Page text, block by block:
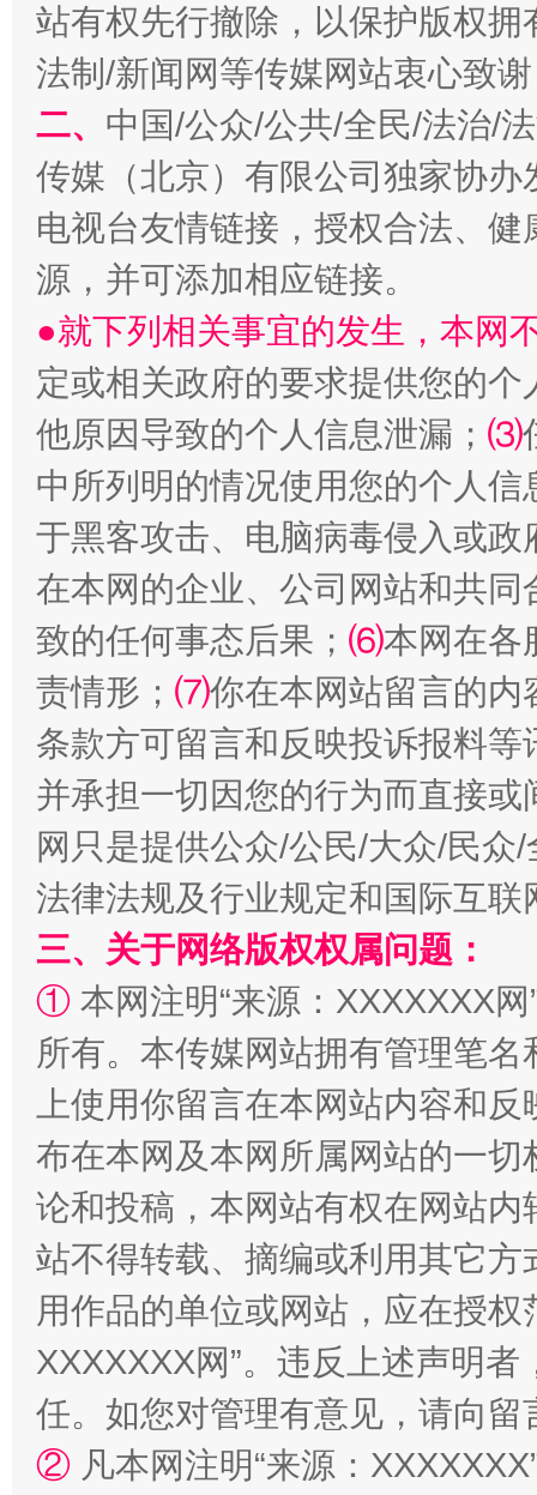
全民健身五年计划来了！等你上场
阿坝州三大球赛在茂县开幕 规模
国家大学科技园优化重塑工作
扯下公款旅游的“隐身衣” 如何以
“蜀中异人”王建安的艺术幻境
站有权先行撤除，以保护版权
法制/新闻网等传媒网站衷心致
二、 中国/公众/公共/全民/法治/
传媒（北京）有限公司独家协
电视台友情链接，授权合法、
源，并可添加相应链接。
●就下列相关事宜的发生，本网
定或相关政府的要求提供您的个
他原因导致的个人信息泄漏； ⑶
中所列明的情况使用您的个人
于黑客攻击、电脑病毒侵入或
在本网的企业、公司网站和共
致的任何事态后果； ⑹本网在各
责情形； ⑺你在本网站留言的内
条款方可留言和反映投诉报料
并承担一切因您的行为而直接
网只是提供公众/公民/大众/民
法律法规及行业规定和国际互
三、关于网络版权权属问题：
① 本网注明“来源：XXXXXXX
所有。本传媒网站拥有管理笔
上使用你留言在本网站内容和
布在本网及本网所属网站的一
论和投稿，本网站有权在网站
站不得转载、摘编或利用其它
用作品的单位或网站，应在授
XXXXXXX网”。违反上述声明
任。如您对管理有意见，请向
② 凡本网注明“来源：